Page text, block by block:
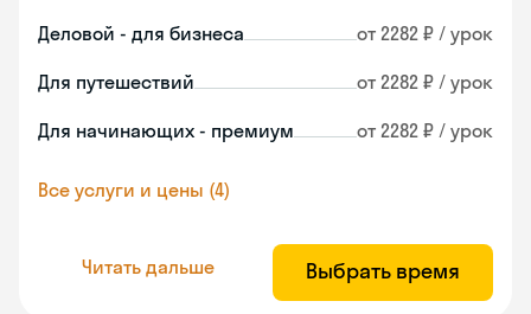
Деловой - для бизнеса от 2282 ₽ / урок
Для путешествий от 2282 ₽ / урок
Для начинающих - премиум от 2282 ₽ / урок
Все услуги и цены (4)
Читать дальше Выбрать время